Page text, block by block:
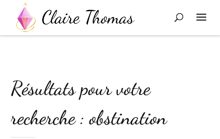
Résultats pour votre
recherche : obstination